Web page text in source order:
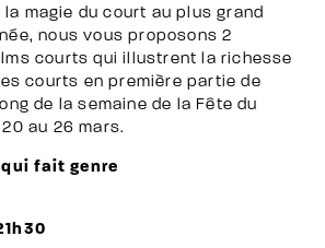
la magie du court au plus grand
nous vous proposons 2
courts qui illustrent la richesse
courts en première partie de
de la semaine de la Fête du
au 26 mars.
qui fait genre